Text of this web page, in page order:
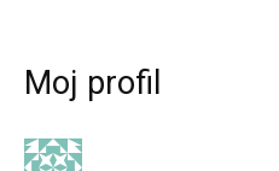
Moj profil